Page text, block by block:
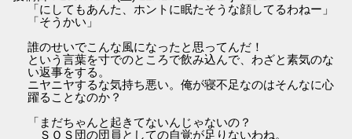
「にしてもあんた、ホントに眠たそうな顔してるわねー」
「そうかい」
誰のせいでこんな風になったと思ってんだ！
という言葉を寸でのところで飲み込んで、わざと素気のな
い返事をする。
ニヤニヤするな気持ち悪い。俺が寝不足なのはそんなに心
躍ることなのか？
「まだちゃんと起きてないんじゃないの？
ＳＯＳ団の団員としての自覚が足りないわね。